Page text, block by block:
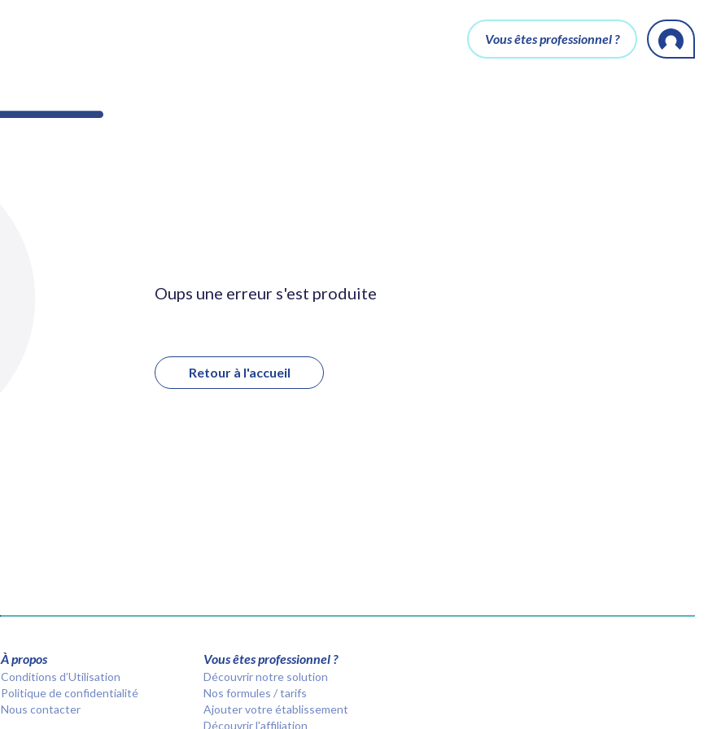
Vous êtes professionnel ?
Oups une erreur s'est produite
Retour à l'accueil
À propos
Conditions d’Utilisation
Politique de confidentialité
Nous contacter
Vous êtes professionnel ?
Découvrir notre solution
Nos formules / tarifs
Ajouter votre établissement
Découvrir l'affiliation